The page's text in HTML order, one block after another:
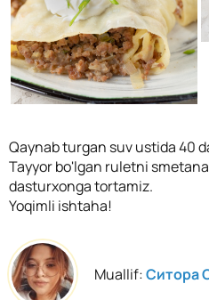
Qaynab turgan suv ustida 40
Tayyor bo'lgan ruletni
dasturxonga tortamiz.
Yoqimli ishtaha!
Muallif:Ситора